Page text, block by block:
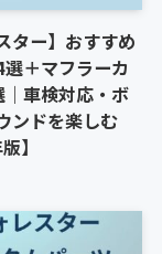
ター】おすすめ
＋マフラーカ
車検対応・ボ
ンドを楽しむ
】